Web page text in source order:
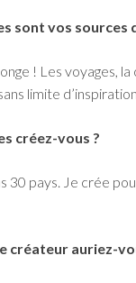
sont vos sources
! Les voyages,
limite
créez-vous ?
30 pays. Je crée
créateur auriez-